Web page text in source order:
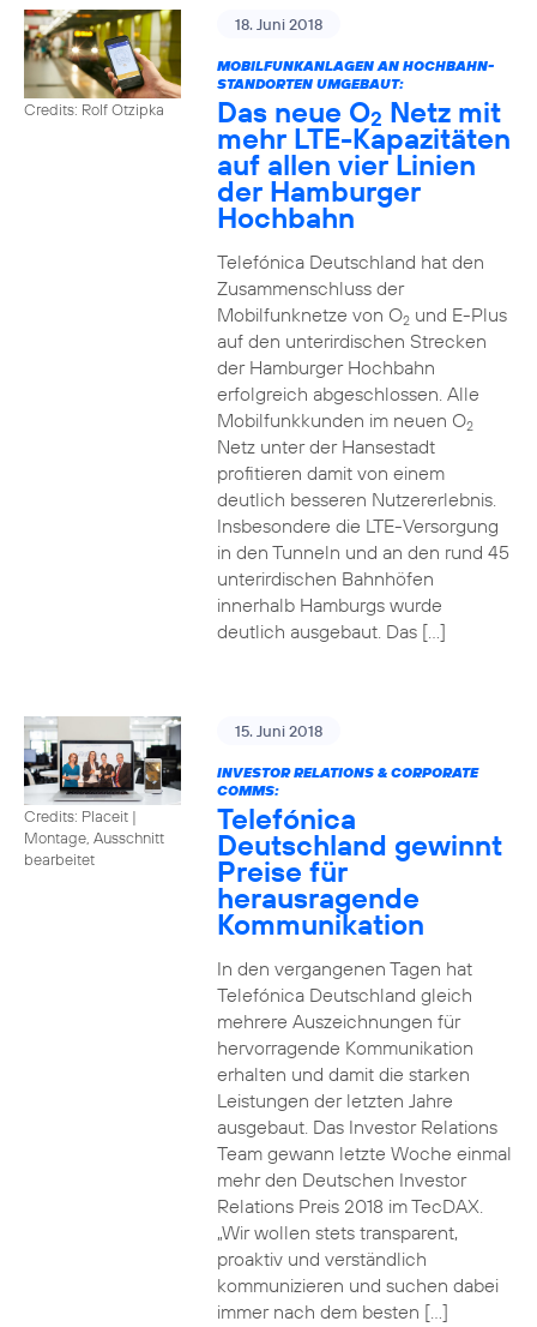
Credits: Rolf Otzipka
18. Juni 2018
MOBILFUNKANLAGEN AN HOCHBAHN-
STANDORTEN UMGEBAUT:
Das neue O2 Netz mit
mehr LTE-Kapazitäten
auf allen vier Linien
der Hamburger
Hochbahn
Telefónica Deutschland hat den
Zusammenschluss der
Mobilfunknetze von O2und E-Plus
auf den unterirdischen Strecken
der Hamburger Hochbahn
erfolgreich abgeschlossen. Alle
Mobilfunkkunden im neuen O2
Netz unter der Hansestadt
profitieren damit von einem
deutlich besseren Nutzererlebnis.
Insbesondere die LTE-Versorgung
in den Tunneln und an den rund 45
unterirdischen Bahnhöfen
innerhalb Hamburgs wurde
deutlich ausgebaut. Das […]
Credits: Placeit |
Montage, Ausschnitt
bearbeitet
15. Juni 2018
INVESTOR RELATIONS & CORPORATE
COMMS:
Telefónica
Deutschland gewinnt
Preise für
herausragende
Kommunikation
In den vergangenen Tagen hat
Telefónica Deutschland gleich
mehrere Auszeichnungen für
hervorragende Kommunikation
erhalten und damit die starken
Leistungen der letzten Jahre
ausgebaut. Das Investor Relations
Team gewann letzte Woche einmal
mehr den Deutschen Investor
Relations Preis 2018 im TecDAX.
„Wir wollen stets transparent,
proaktiv und verständlich
kommunizieren und suchen dabei
immer nach dem besten […]